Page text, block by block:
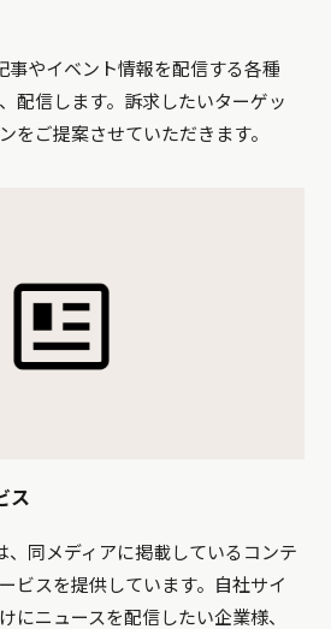
事やイベント情報を配信する各種
配信します。訴求したいターゲッ
をご提案させていただきます。
ス
、同メディアに掲載しているコンテ
ビスを提供しています。自社サイ
にニュースを配信したい企業様、